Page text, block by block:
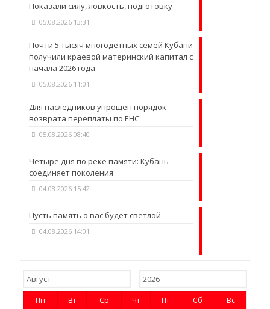
Показали силу, ловкость, подготовку
05.08.2026 13:31
Почти 5 тысяч многодетных семей Кубани
получили краевой материнский капитал с
начала 2026 года
05.08.2026 11:01
Для наследников упрощен порядок
возврата переплаты по ЕНС
05.08.2026 08:40
Четыре дня по реке памяти: Кубань
соединяет поколения
04.08.2026 15:42
Пусть память о вас будет светлой
04.08.2026 14:01
Пн Вт Ср Чт Пт Сб Вс